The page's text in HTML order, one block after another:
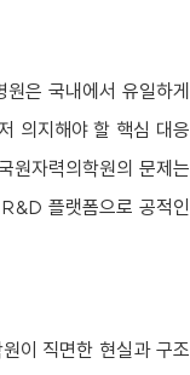
은 국내에서 유일하게
의지해야 할 핵심 대응
원자력의학원의 문제는
플랫폼으로 공적인
이 직면한 현실과 구조